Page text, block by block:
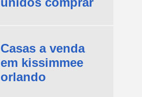
Casas a venda
em kissimmee
orlando